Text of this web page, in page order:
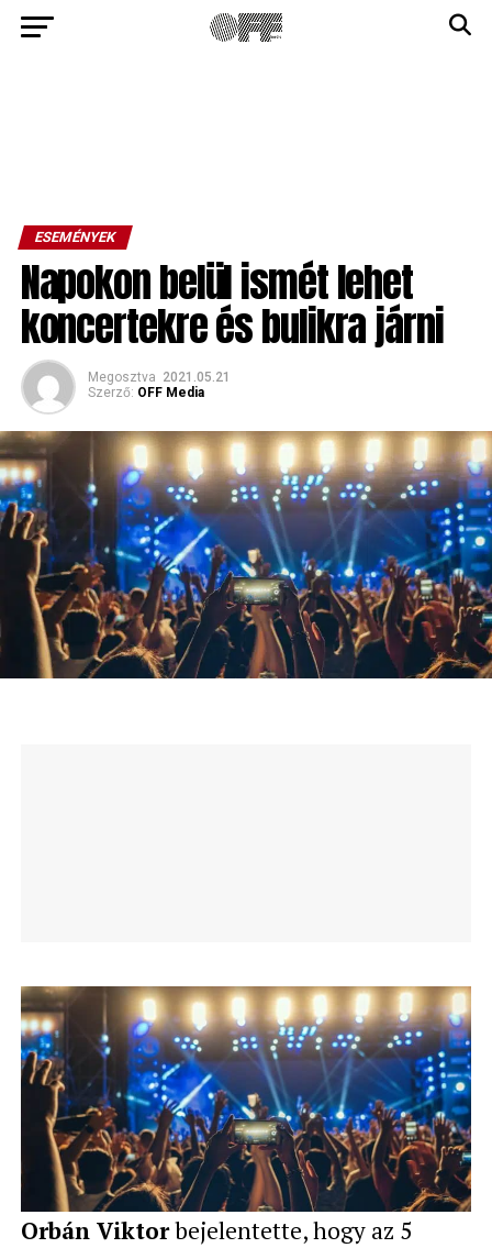
ESEMÉNYEK
Napokon belül ismét lehet
koncertekre és bulikra járni
Megosztva 2021.05.21
Szerző: OFF Media
Orbán Viktorbejelentette, hogy az 5